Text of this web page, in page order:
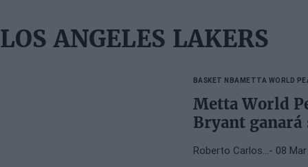
LOS ANGELES LAKERS
BASKET NBA METTA WORLD
Metta World
Bryant
Roberto Carlos…- 08